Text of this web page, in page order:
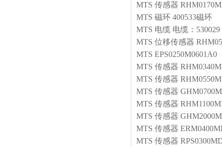
MTS 传感器
MTS 磁环 400533磁环
MTS 电缆 电缆：530029
MTS 位移传感器
MTS EPS0250M0601A0
MTS 传感器
MTS 传感器
MTS 传感器
MTS 传感器
MTS 传感器
MTS 传感器
MTS 传感器